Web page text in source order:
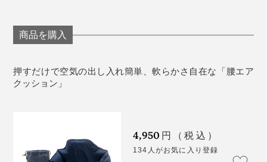
旅行好きなご両親へ、出張の多いパートナーや友人への
贈り物にもぜひ。
した肘置きにもなり、スマホ閲覧する時も快適。
で完結するところがとてもいい！
商品を購入
押すだけで空気の出し入れ簡単、軟らかさ自在な「腰エア
クッション」
4,950 円（税込）
134人がお気に入り登録